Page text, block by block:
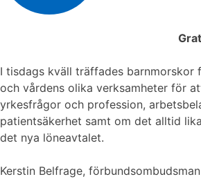
I tisdags kväll träffades barnmorskor
och vårdens olika verksamheter för
yrkesfrågor och profession,
patientsäkerhet samt om det alltid
det nya löneavtalet.
Kerstin Belfrage,